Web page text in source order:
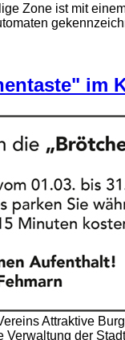
Zone ist mit
im
Attraktive
Verwaltung der